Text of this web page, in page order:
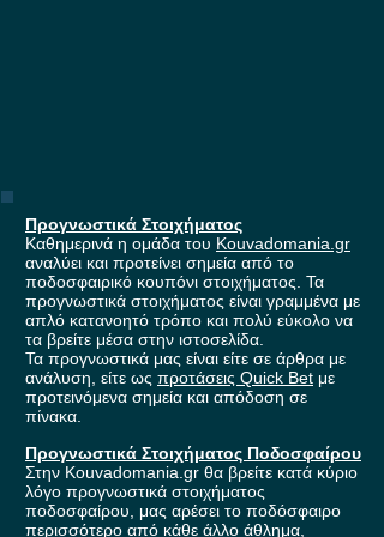
Προγνωστικά Στοιχήματος
Καθημερινά η ομάδα του Kouvadomania.gr
αναλύει και προτείνει σημεία από το
ποδοσφαιρικό κουπόνι στοιχήματος. Τα
προγνωστικά στοιχήματος είναι γραμμένα με
απλό κατανοητό τρόπο και πολύ εύκολο να
τα βρείτε μέσα στην ιστοσελίδα.
Τα προγνωστικά μας είναι είτε σε άρθρα με
ανάλυση, είτε ως προτάσεις Quick Bet με
προτεινόμενα σημεία και απόδοση σε
πίνακα.
Προγνωστικά Στοιχήματος Ποδοσφαίρου
Στην Kouvadomania.gr θα βρείτε κατά κύριο
λόγο προγνωστικά στοιχήματος
ποδοσφαίρου, μας αρέσει το ποδόσφαιρο
περισσότερο από κάθε άλλο άθλημα,